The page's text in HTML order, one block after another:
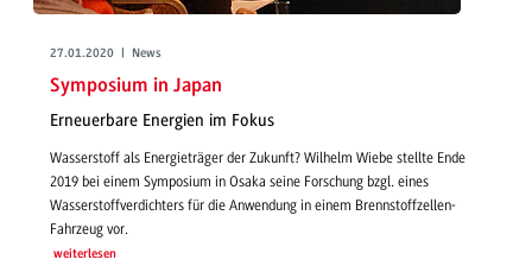
27.01.2020 | News
Symposium in Japan
Erneuerbare Energien im Fokus
Wasserstoff als Energieträger der Zukunft? Wilhelm Wiebe stellte Ende
2019 bei einem Symposium in Osaka seine Forschung bzgl. eines
Wasserstoffverdichters für die Anwendung in einem Brennstoffzellen-
Fahrzeug vor.
weiterlesen